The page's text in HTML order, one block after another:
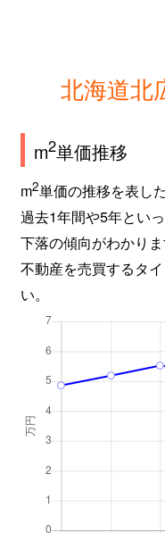
北海道北
m2単価推移
m2単価の推移を表し
過去1年間や5年とい
下落の傾向がわかりま
不動産を売買するタ
い。